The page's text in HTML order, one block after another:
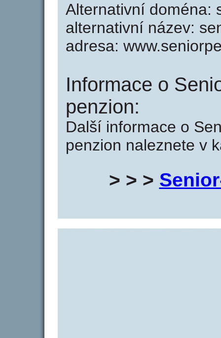
Alternativní doména:
alternativní název:
adresa:
Informace o
penzion:
Další informace o
penzion naleznete v
> > >